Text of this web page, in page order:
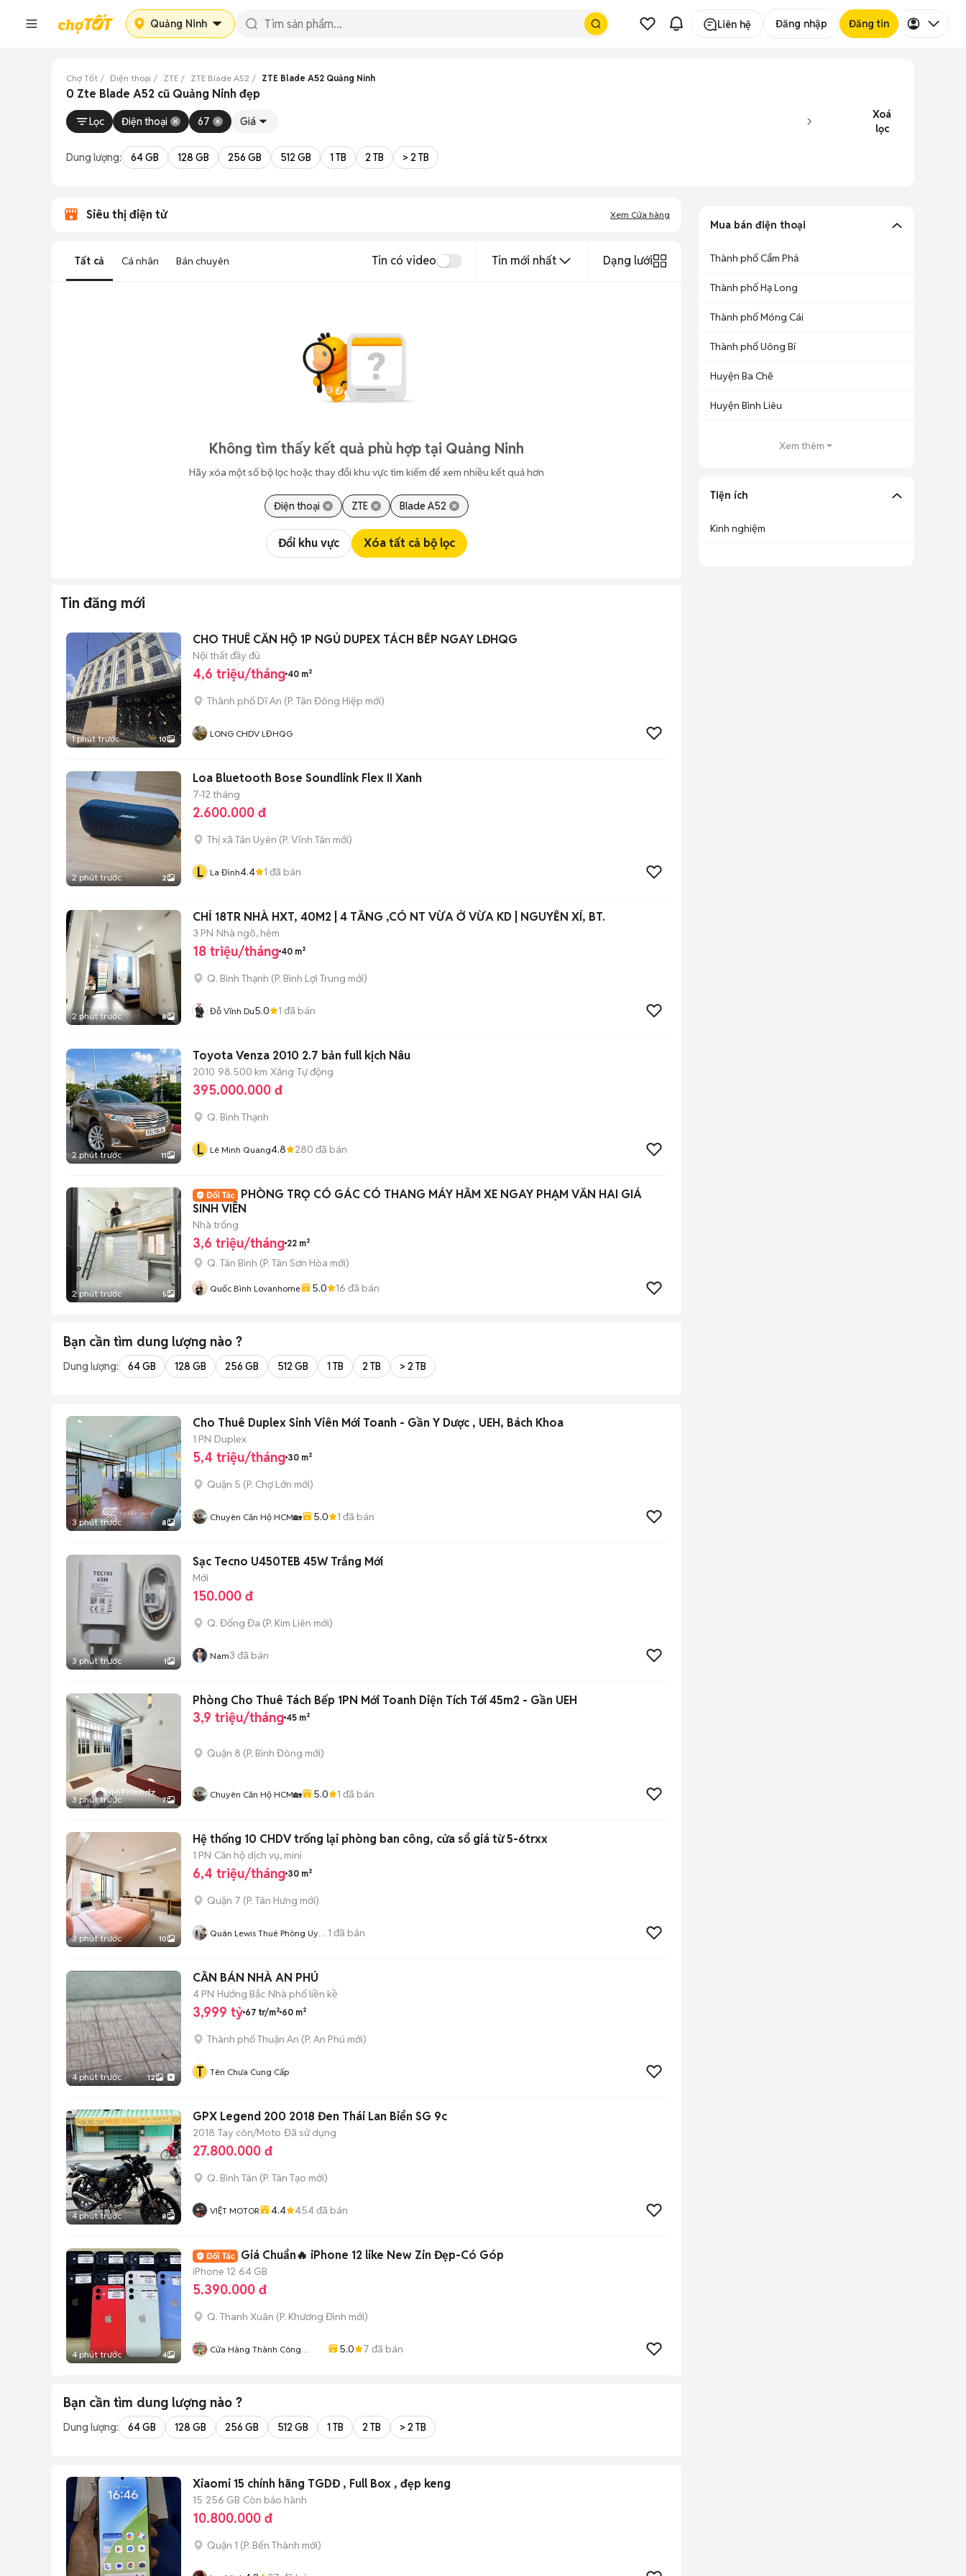
Quảng Ninh Liên hệ Đăng nhập Đăng tin
Chợ Tốt Điện thoại ZTE ZTE Blade A52 ZTE Blade A52 Quảng Ninh
0 Zte Blade A52 cũ Quảng Ninh đẹp
Lọc Điện thoại 67 Giá
Xoá
lọc
Dung lượng: 64 GB 128 GB 256 GB 512 GB 1 TB 2 TB > 2 TB
Siêu thị điện tử Xem Cửa hàng
Tất cả Cá nhân Bán chuyên Tin có video Tin mới nhất Dạng lưới
Không tìm thấy kết quả phù hợp tại Quảng Ninh
Hãy xóa một số bộ lọc hoặc thay đổi khu vực tìm kiếm để xem nhiều kết quả hơn
Điện thoại ZTE Blade A52
Đổi khu vực Xóa tất cả bộ lọc
Tin đăng mới
1 phút trước 10
CHO THUÊ CĂN HỘ 1P NGỦ DUPEX TÁCH BẾP NGAY LĐHQG
Nội thất đầy đủ
4,6 triệu/tháng 40 m²
Thành phố Dĩ An (P. Tân Đông Hiệp mới)
LONG CHDV LĐHQG
2 phút trước 2
Loa Bluetooth Bose Soundlink Flex II Xanh
7-12 tháng
2.600.000 đ
Thị xã Tân Uyên (P. Vĩnh Tân mới)
L La Đình4.4 1 đã bán
2 phút trước 8
CHỈ 18TR NHÀ HXT, 40M2 | 4 TẦNG ,CÓ NT VỪA Ở VỪA KD | NGUYỄN XÍ, BT.
3 PN Nhà ngõ, hẻm
18 triệu/tháng 40 m²
Q. Bình Thạnh (P. Bình Lợi Trung mới)
Đỗ Vĩnh Du5.0 1 đã bán
2 phút trước 11
Toyota Venza 2010 2.7 bản full kịch Nâu
2010 98.500 km Xăng Tự động
395.000.000 đ
Q. Bình Thạnh
L Lê Minh Quang4.8 280 đã bán
2 phút trước 5
PHÒNG TRỌ CÓ GÁC CÓ THANG MÁY HẦM XE NGAY PHẠM VĂN HAI GIÁ
SINH VIÊN
Nhà trống
3,6 triệu/tháng 22 m²
Q. Tân Bình (P. Tân Sơn Hòa mới)
Quốc Bình Lovanhome 5.0 16 đã bán
Bạn cần tìm dung lượng nào ?
Dung lượng: 64 GB 128 GB 256 GB 512 GB 1 TB 2 TB > 2 TB
3 phút trước 8
Cho Thuê Duplex Sinh Viên Mới Toanh - Gần Y Dược , UEH, Bách Khoa
1 PN Duplex
5,4 triệu/tháng 30 m²
Quận 5 (P. Chợ Lớn mới)
Chuyên Căn Hộ HCM🏡 5.0 1 đã bán
3 phút trước 1
Sạc Tecno U450TEB 45W Trắng Mới
Mới
150.000 đ
Q. Đống Đa (P. Kim Liên mới)
Nam3 đã bán
3 phút trước 7
Phòng Cho Thuê Tách Bếp 1PN Mới Toanh Diện Tích Tới 45m2 - Gần UEH
3,9 triệu/tháng 45 m²
Quận 8 (P. Bình Đông mới)
Chuyên Căn Hộ HCM🏡 5.0 1 đã bán
3 phút trước 10
Hệ thống 10 CHDV trống lại phòng ban công, cửa sổ giá từ 5-6trxx
1 PN Căn hộ dịch vụ, mini
6,4 triệu/tháng 30 m²
Quận 7 (P. Tân Hưng mới)
Quân Lewis Thuê Phòng Uy
1 đã bán
4 phút trước 12
CẦN BÁN NHÀ AN PHÚ
4 PN Hướng Bắc Nhà phố liền kề
3,999 tỷ 67 tr/m² 60 m²
Thành phố Thuận An (P. An Phú mới)
T Tên Chưa Cung Cấp
4 phút trước 8
GPX Legend 200 2018 Đen Thái Lan Biển SG 9c
2018 Tay côn/Moto Đã sử dụng
27.800.000 đ
Q. Bình Tân (P. Tân Tạo mới)
VIỆT MOTOR 4.4 454đã bán
4 phút trước 4
Giá Chuẩn🔥 iPhone 12 like New Zin Đẹp-Có Góp
iPhone 12 64 GB
5.390.000 đ
Q. Thanh Xuân (P. Khương Đình mới)
Cửa Hàng Thành Công
5.0 7 đã bán
Bạn cần tìm dung lượng nào ?
Dung lượng: 64 GB 128 GB 256 GB 512 GB 1 TB 2 TB > 2 TB
Xiaomi 15 chính hãng TGDĐ , Full Box , đẹp keng
15 256 GB Còn bảo hành
10.800.000 đ
Quận 1 (P. Bến Thành mới)
Mua bán điện thoại
Thành phố Cẩm Phả
Thành phố Hạ Long
Thành phố Móng Cái
Thành phố Uông Bí
Huyện Ba Chẽ
Huyện Bình Liêu
Xem thêm
Tiện ích
Kinh nghiệm